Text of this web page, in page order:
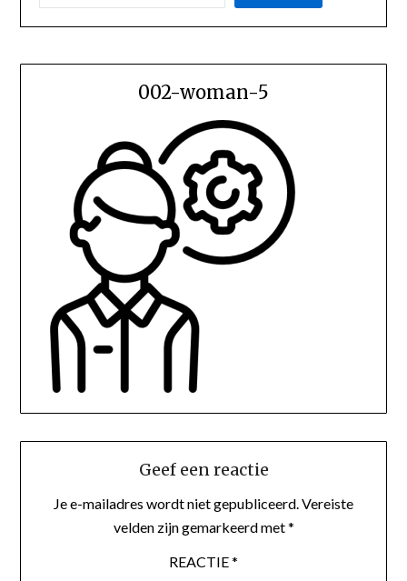
002-woman-5
Geef een reactie
Je e-mailadres wordt niet gepubliceerd. Vereiste
velden zijn gemarkeerd met*
REACTIE*